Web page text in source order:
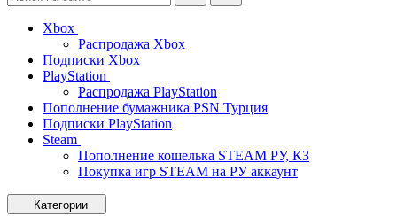
Xbox
Распродажа Xbox
Подписки Xbox
PlayStation
Распродажа PlayStation
Пополнение бумажника PSN Турция
Подписки PlayStation
Steam
Пополнение кошелька STEAM РУ, КЗ
Покупка игр STEAM на РУ аккаунт
Категории